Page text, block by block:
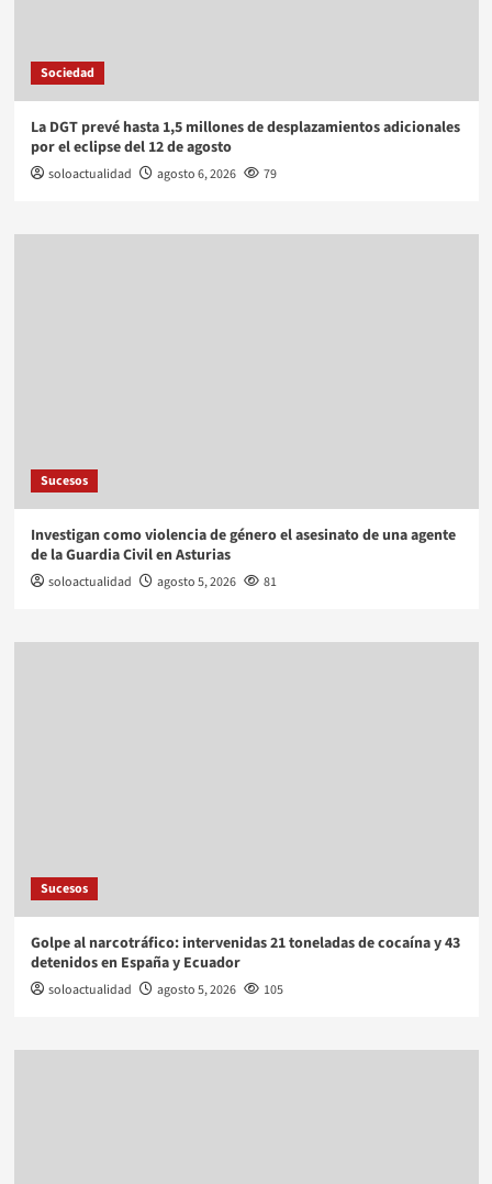
Sociedad
La DGT prevé hasta 1,5 millones de desplazamientos adicionales
por el eclipse del 12 de agosto
soloactualidad agosto 6, 2026 79
Sucesos
Investigan como violencia de género el asesinato de una agente
de la Guardia Civil en Asturias
soloactualidad agosto 5, 2026 81
Sucesos
Golpe al narcotráfico: intervenidas 21 toneladas de cocaína y 43
detenidos en España y Ecuador
soloactualidad agosto 5, 2026 105